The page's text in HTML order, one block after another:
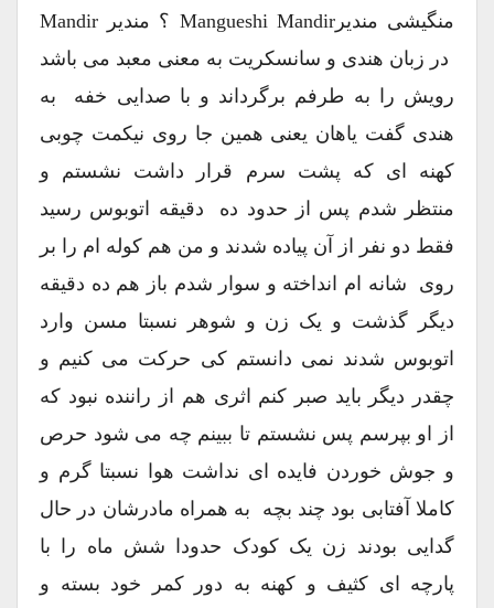
منگیشی مندیرMangueshi Mandir ؟ مندیر Mandir
در زبان هندی و سانسکریت به معنی معبد می باشد
رویش را به طرفم برگرداند و با صدایی خفه به
هندی گفت یاهان یعنی همین جا روی نیکمت چوبی
کهنه ای که پشت سرم قرار داشت نشستم و
منتظر شدم پس از حدود ده دقیقه اتوبوس رسید
فقط دو نفر از آن پیاده شدند و من هم کوله ام را بر
روی شانه ام انداخته و سوار شدم باز هم ده دقیقه
دیگر گذشت و یک زن و شوهر نسبتا مسن وارد
اتوبوس شدند نمی دانستم کی حرکت می کنیم و
چقدر دیگر باید صبر کنم اثری هم از راننده نبود که
از او بپرسم پس نشستم تا ببینم چه می شود حرص
و جوش خوردن فایده ای نداشت هوا نسبتا گرم و
کاملا آفتابی بود چند بچه به همراه مادرشان در حال
گدایی بودند زن یک کودک حدودا شش ماه را با
پارچه ای کثیف و کهنه به دور کمر خود بسته و